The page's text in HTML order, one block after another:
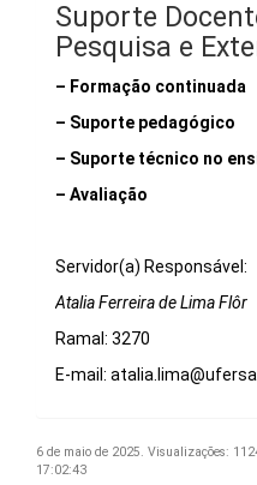
Suporte
Pesquisa e
– Formação continuada
– Suporte pedagógico
– Suporte técnico no
– Avaliação
Servidor(a) Responsável:
Atalia Ferreira de Lima Flôr
Ramal: 3270
E-mail:
6 de maio de 2025. Visualizações:
17:02:43